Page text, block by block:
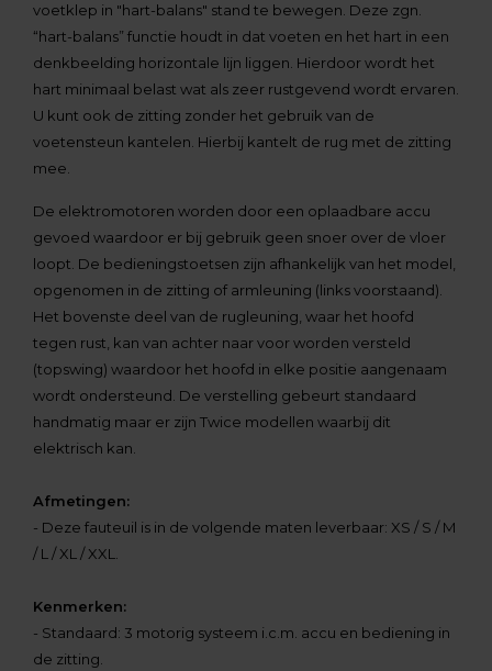
voetklep in "hart-balans" stand te bewegen. Deze zgn.
“hart-balans” functie houdt in dat voeten en het hart in een
denkbeelding horizontale lijn liggen. Hierdoor wordt het
hart minimaal belast wat als zeer rustgevend wordt ervaren.
U kunt ook de zitting zonder het gebruik van de
voetensteun kantelen. Hierbij kantelt de rug met de zitting
mee.
De elektromotoren worden door een oplaadbare accu
gevoed waardoor er bij gebruik geen snoer over de vloer
loopt. De bedieningstoetsen zijn afhankelijk van het model,
opgenomen in de zitting of armleuning (links voorstaand).
Het bovenste deel van de rugleuning, waar het hoofd
tegen rust, kan van achter naar voor worden versteld
(topswing) waardoor het hoofd in elke positie aangenaam
wordt ondersteund. De verstelling gebeurt standaard
handmatig maar er zijn Twice modellen waarbij dit
elektrisch kan.
Afmetingen:
- Deze fauteuil is in de volgende maten leverbaar: XS / S / M
/ L / XL / XXL.
Kenmerken:
- Standaard: 3 motorig systeem i.c.m. accu en bediening in
de zitting.